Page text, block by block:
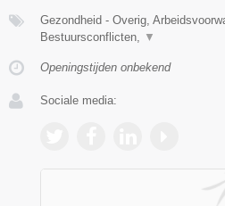
Gezondheid - Overig,
Bestuursconflicten,
▼
Openingstijden onbekend
Sociale media: